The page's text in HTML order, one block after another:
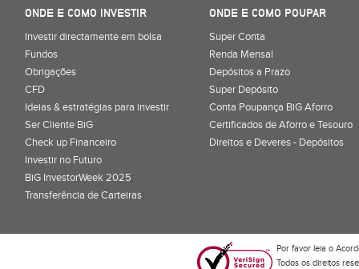
ONDE E COMO INVESTIR
Investir directamente em bolsa
Fundos
Obrigações
CFD
Ideias & estratégias para investir
Ser Cliente BiG
Check up Financeiro
Investir no Futuro
BiG InvestorWeek 2025;
Transferência de Carteiras;
ONDE E COMO POUPAR
Super Conta
Renda Mensal
Depósitos a Prazo
Super Depósito
Conta Poupança BiG Aforro
Certificados de Aforro e Tesouro
Direitos e Deveres - Depósitos
Por favor leia o
Todos os direitos